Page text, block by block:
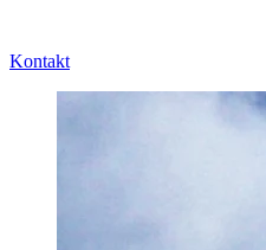
Kontakt